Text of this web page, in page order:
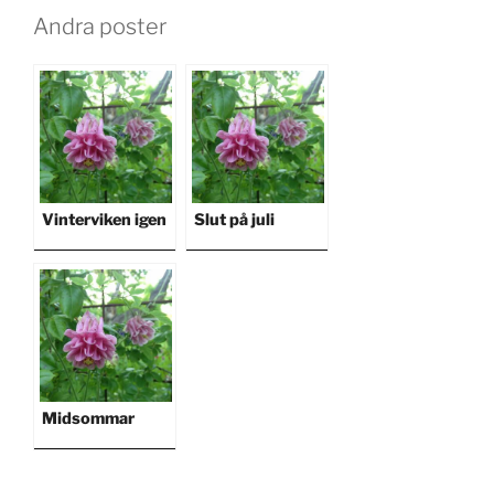
Andra poster
Vinterviken igen Slut på juli
Midsommar